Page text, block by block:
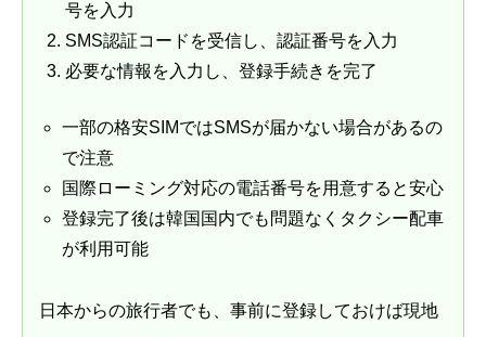
号を入力
SMS認証コードを受信し、認証番号を入力
必要な情報を入力し、登録手続きを完了
一部の格安SIMではSMSが届かない場合があるの
で注意
国際ローミング対応の電話番号を用意すると安心
登録完了後は韓国国内でも問題なくタクシー配車
が利用可能
日本からの旅行者でも、事前に登録しておけば現地